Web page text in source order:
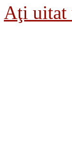
Aţi uitat